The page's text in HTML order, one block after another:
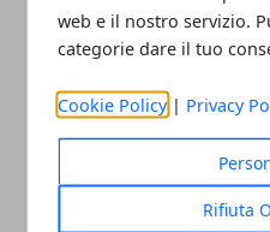
web e il nostro servizio.
categorie dare il tuo
Cookie Policy | Privacy
Rifiuta